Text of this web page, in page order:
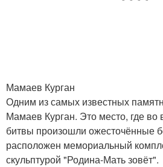
Мамаев Курган
Одним из самых известных
Мамаев Курган. Это место, где во
битвы произошли ожесточённые
расположен мемориальный
скульптурой "Родина-Мать зовёт".